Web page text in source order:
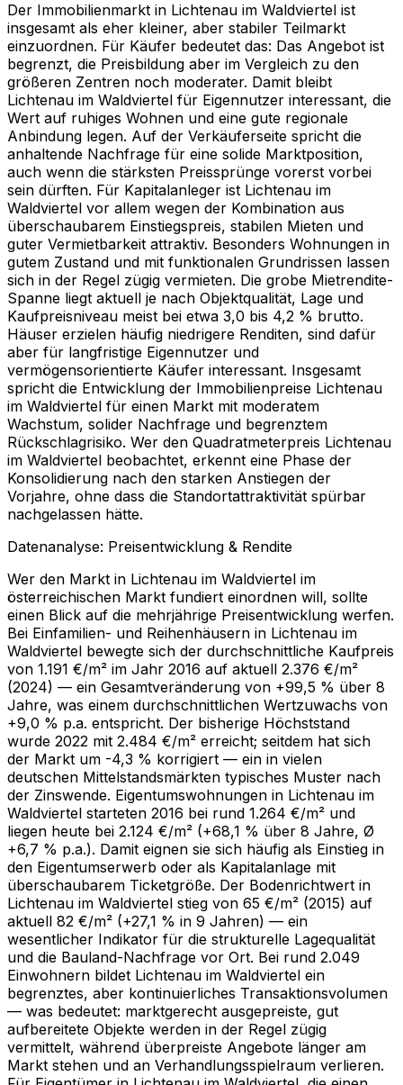
Der Immobilienmarkt in Lichtenau im Waldviertel ist
insgesamt als eher kleiner, aber stabiler Teilmarkt
einzuordnen. Für Käufer bedeutet das: Das Angebot ist
begrenzt, die Preisbildung aber im Vergleich zu den
größeren Zentren noch moderater. Damit bleibt
Lichtenau im Waldviertel für Eigennutzer interessant, die
Wert auf ruhiges Wohnen und eine gute regionale
Anbindung legen. Auf der Verkäuferseite spricht die
anhaltende Nachfrage für eine solide Marktposition,
auch wenn die stärksten Preissprünge vorerst vorbei
sein dürften. Für Kapitalanleger ist Lichtenau im
Waldviertel vor allem wegen der Kombination aus
überschaubarem Einstiegspreis, stabilen Mieten und
guter Vermietbarkeit attraktiv. Besonders Wohnungen in
gutem Zustand und mit funktionalen Grundrissen lassen
sich in der Regel zügig vermieten. Die grobe Mietrendite-
Spanne liegt aktuell je nach Objektqualität, Lage und
Kaufpreisniveau meist bei etwa 3,0 bis 4,2 % brutto.
Häuser erzielen häufig niedrigere Renditen, sind dafür
aber für langfristige Eigennutzer und
vermögensorientierte Käufer interessant. Insgesamt
spricht die Entwicklung der Immobilienpreise Lichtenau
im Waldviertel für einen Markt mit moderatem
Wachstum, solider Nachfrage und begrenztem
Rückschlagrisiko. Wer den Quadratmeterpreis Lichtenau
im Waldviertel beobachtet, erkennt eine Phase der
Konsolidierung nach den starken Anstiegen der
Vorjahre, ohne dass die Standortattraktivität spürbar
nachgelassen hätte.
Datenanalyse: Preisentwicklung & Rendite
Wer den Markt in Lichtenau im Waldviertel im
österreichischen Markt fundiert einordnen will, sollte
einen Blick auf die mehrjährige Preisentwicklung werfen.
Bei Einfamilien- und Reihenhäusern in Lichtenau im
Waldviertel bewegte sich der durchschnittliche Kaufpreis
von 1.191 €/m² im Jahr 2016 auf aktuell 2.376 €/m²
(2024) — ein Gesamtveränderung von +99,5 % über 8
Jahre, was einem durchschnittlichen Wertzuwachs von
+9,0 % p.a. entspricht. Der bisherige Höchststand
wurde 2022 mit 2.484 €/m² erreicht; seitdem hat sich
der Markt um -4,3 % korrigiert — ein in vielen
deutschen Mittelstandsmärkten typisches Muster nach
der Zinswende. Eigentumswohnungen in Lichtenau im
Waldviertel starteten 2016 bei rund 1.264 €/m² und
liegen heute bei 2.124 €/m² (+68,1 % über 8 Jahre, Ø
+6,7 % p.a.). Damit eignen sie sich häufig als Einstieg in
den Eigentumserwerb oder als Kapitalanlage mit
überschaubarem Ticketgröße. Der Bodenrichtwert in
Lichtenau im Waldviertel stieg von 65 €/m² (2015) auf
aktuell 82 €/m² (+27,1 % in 9 Jahren) — ein
wesentlicher Indikator für die strukturelle Lagequalität
und die Bauland-Nachfrage vor Ort. Bei rund 2.049
Einwohnern bildet Lichtenau im Waldviertel ein
begrenztes, aber kontinuierliches Transaktionsvolumen
— was bedeutet: marktgerecht ausgepreiste, gut
aufbereitete Objekte werden in der Regel zügig
vermittelt, während überpreiste Angebote länger am
Markt stehen und an Verhandlungsspielraum verlieren.